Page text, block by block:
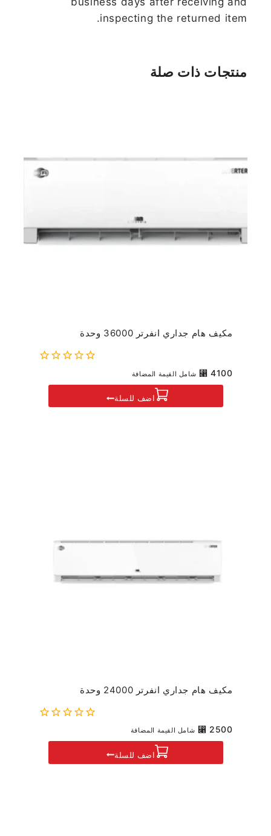
inspecting the returned item.
منتجات ذات صلة
مكيف هام جداري انفرتر 36000 وحدة
⃁ 4100 شامل القيمة المضافة
اضف للسلة
مكيف هام جداري انفرتر 24000 وحدة
⃁ 2500 شامل القيمة المضافة
اضف للسلة